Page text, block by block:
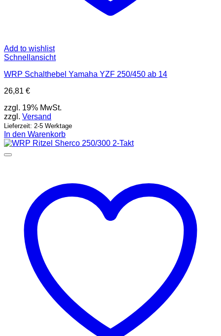
Add to wishlist
Schnellansicht
WRP Schalthebel Yamaha YZF 250/450 ab 14
26,81 €
zzgl. 19% MwSt.
zzgl. Versand
Lieferzeit: 2-5 Werktage
In den Warenkorb